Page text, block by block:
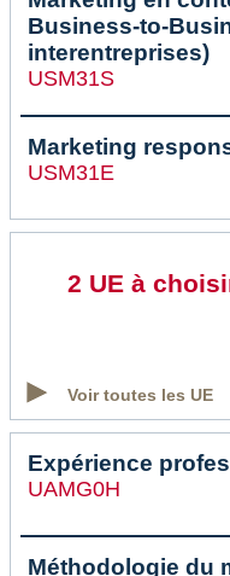
Business-to-
interentreprises)
USM31S
Marketing
USM31E
2 UE à
Voir toutes les UE
Expérience
UAMG0H
Méthodologie du